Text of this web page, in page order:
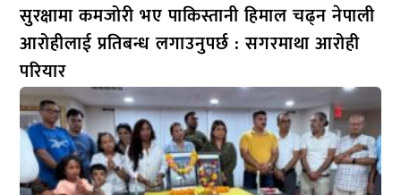
सुरक्षामा कमजोरी भए पाकिस्तानी हिमाल चढ्न नेपाली
आरोहीलाई प्रतिबन्ध लगाउनुपर्छ : सगरमाथा आरोही
परियार